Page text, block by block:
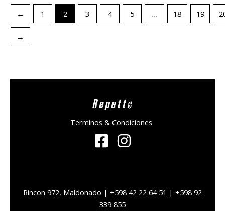
← 1 2 3 4 5 … 18 19
→
Repetto
Terminos & Condiciones
Rincon 972, Maldonado | +598 42 22 64 51 | +598 92
339 855